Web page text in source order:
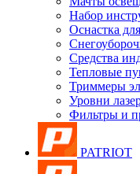
Набор
Оснастка
Средства
Тепловые
Триммеры
Уровни
Фильтры и
PATRIOT